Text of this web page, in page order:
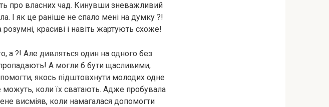
про власних чад. Кинувши зневажливий
І як це раніше не спало мені на думку ?!
красиві і навіть жартують схоже!
?! Але дивляться один на одного без
А могли б бути щасливими,
якось підштовхнути молодих одне
можуть, коли їх сватають. Адже пробувала
висміяв, коли намагалася допомогти